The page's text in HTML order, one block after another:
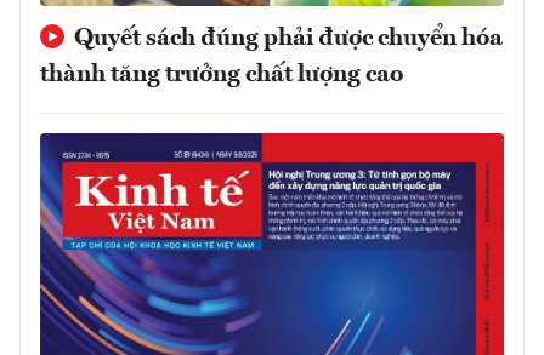
Quyết sách đúng phải được chuyển hóa
thành tăng trưởng chất lượng cao